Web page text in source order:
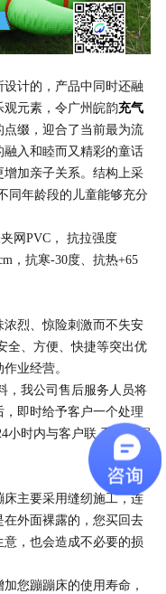
计的，产品中同时还融
观元素，令广州皖韵充气
缀，迎合了当前最为流
入和睦而又精彩的童话
加亲子关系。结构上采
同年龄段的儿童能够充分
网PVC， 抗拉强度
，抗寒-30度、抗热+65
烈、惊险刺激而不失安
全、方便、快捷等突出优
业经营。
，我公司售后服务人员将
即时给予客户一个处理
小时内与客户联 系并根据
主要采用缝纫施工，连
外面裸露的，您买回去
，也会造成不必要的损
您蹦蹦床的使用寿命，